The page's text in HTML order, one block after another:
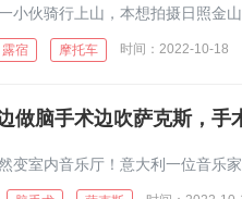
露宿 摩托车 时间：2022-10-18
做脑手术边吹萨克斯，手